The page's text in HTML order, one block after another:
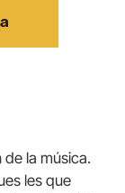
de la música.
les que